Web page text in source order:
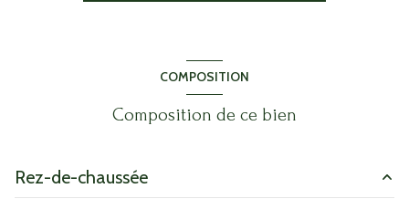
cuisine américaine (équipée)
Chauffage individuel : air pulsé (climatisation)
exposition Ouest
COMPOSITION
Composition de ce bien
Rez-de-chaussée